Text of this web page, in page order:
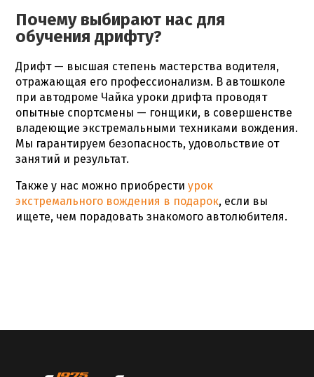
Почему выбирают нас для
обучения дрифту?
Дрифт — высшая степень мастерства водителя,
отражающая его профессионализм. В автошколе
при автодроме Чайкауроки дрифта проводят
опытные спортсмены — гонщики, в совершенстве
владеющие экстремальными техниками вождения.
Мы гарантируем безопасность, удовольствие от
занятий и результат.
Также у нас можно приобрести урок
экстремального вождения в подарок, если вы
ищете, чем порадовать знакомого автолюбителя.